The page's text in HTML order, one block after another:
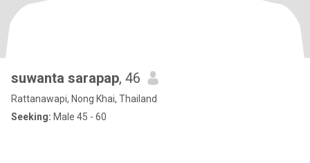
suwanta sarapap, 46
Rattanawapi, Nong Khai, Thailand
Seeking: Male 45 - 60